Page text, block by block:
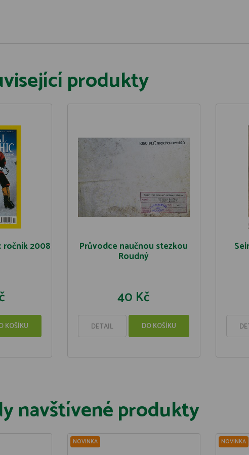
produkty
ročník 2008
KOŠÍKU
Průvodce naučnou stezkou
Roudný
40 Kč
DETAIL DO KOŠÍKU
navštívené produkty
NOVINKA NOVINKA